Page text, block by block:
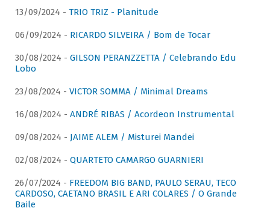
13/09/2024 - TRIO TRIZ - Planitude
06/09/2024 - RICARDO SILVEIRA / Bom de Tocar
30/08/2024 - GILSON PERANZZETTA / Celebrando Edu
Lobo
23/08/2024 - VICTOR SOMMA / Minimal Dreams
16/08/2024 - ANDRÉ RIBAS / Acordeon Instrumental
09/08/2024 - JAIME ALEM / Misturei Mandei
02/08/2024 - QUARTETO CAMARGO GUARNIERI
26/07/2024 - FREEDOM BIG BAND, PAULO SERAU, TECO
CARDOSO, CAETANO BRASIL E ARI COLARES / O Grande
Baile